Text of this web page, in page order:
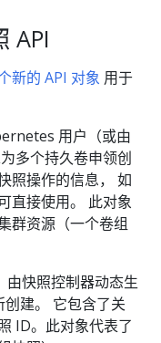
API
新的 API 对象 用于
用户（或由
多个持久卷申领创
照操作的信息， 如
直接使用。 此对象
群资源（一个卷组
由快照控制器动态生
建。 它包含了关
ID。此对象代表了